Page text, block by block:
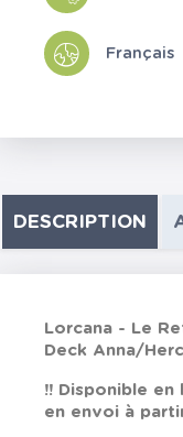
Français
DESCRIPTION
Lorcana - Le
Deck Anna/
!! Disponible en
en envoi à